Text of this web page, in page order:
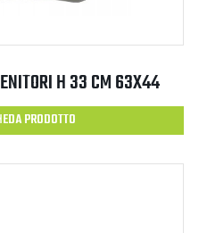
H 33 CM 63X44
PRODOTTO